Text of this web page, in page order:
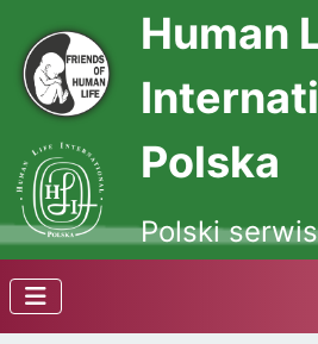
Human
Polska
Polski